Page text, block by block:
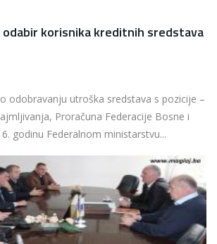
odabir korisnika kreditnih sredstava
odobravanju utroška sredstava s pozicije –
Proračuna Federacije Bosne i
godinu Federalnom ministarstvu...